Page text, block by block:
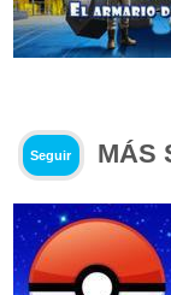
Seguir MÁS